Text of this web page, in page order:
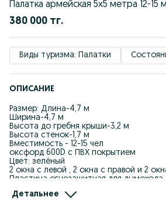
Палатка армейская 5х5 метра 12-15
380 000 тг.
Виды туризма: Палатки
ОПИСАНИЕ
Размер: Длина-4,7 м
Ширина-4,7 м
Высота до гребня крыши-3,2 м
Высота стенок-1,7 м
Вместимость - 12-15 чел
оксфорд 600D с ПВХ покрытием
Цвет: зелёный
2 окна с левой , 2 окна с правой и 2
Пластина огнезащитная для
Молоток -1 шт
Детальнее